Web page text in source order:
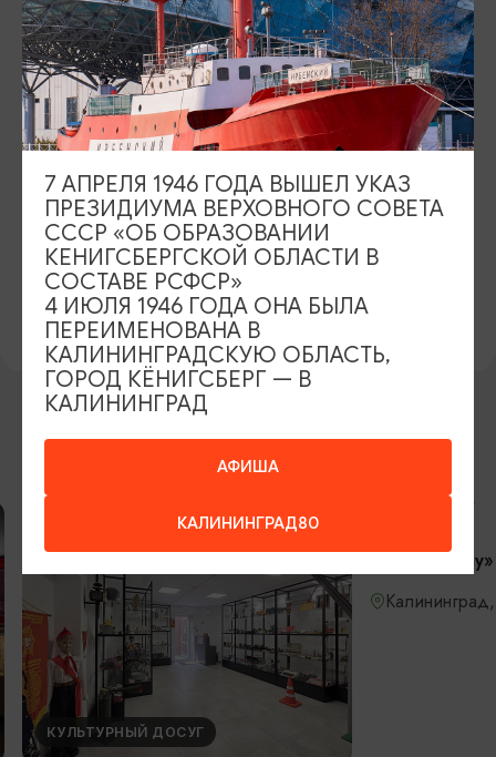
РЕЖИМ РАБОТЫ
Пт.-Вск. 13:00 - 22:00 (летняя терраса открыта:
пятница–воскресенье, подача сетов птн.-вск)
КОНТАКТЫ
+7 (911) 271-19-11
САЙТ
Официальный сайтТелеграм
ПРЕДЛОЖИТЬ ИНФОРМАЦИЮ
ДРУГИЕ УЧАСТНИКИ
КУЛЬТУРНЫЙ ДОСУГ
ПИТАНИЕ
Кафе «Девау»
Калининград,
АФИША
КАЛИНИНГРАД80
7 АПРЕЛЯ 1946 ГОДА ВЫШЕЛ УКАЗ
ПРЕЗИДИУМА ВЕРХОВНОГО СОВЕТА
СССР «ОБ ОБРАЗОВАНИИ
КЕНИГСБЕРГСКОЙ ОБЛАСТИ В
СОСТАВЕ РСФСР»
4 ИЮЛЯ 1946 ГОДА ОНА БЫЛА
ПЕРЕИМЕНОВАНА В
КАЛИНИНГРАДСКУЮ ОБЛАСТЬ,
ГОРОД КЁНИГСБЕРГ — В
КАЛИНИНГРАД